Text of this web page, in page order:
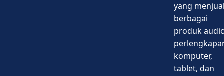
yang
berbagai
produk
komputer,
tablet, dan